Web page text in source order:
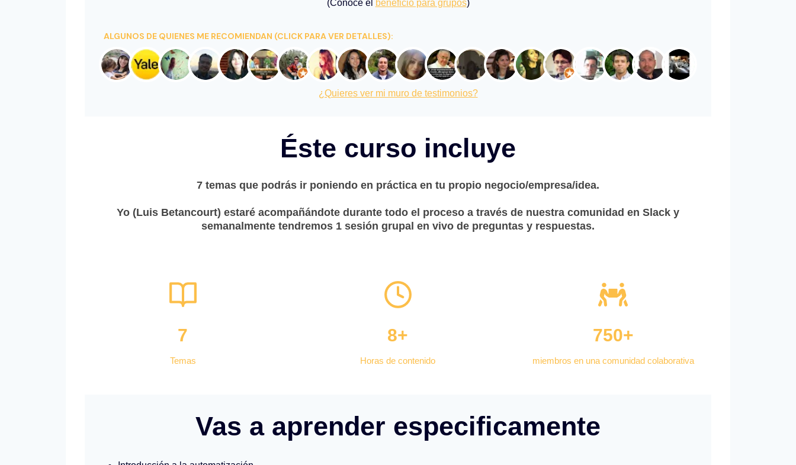
(Conoce el beneficio para grupos)
ALGUNOS DE QUIENES ME RECOMIENDAN (CLICK PARA VER DETALLES):
¿Quieres ver mi muro de testimonios?
Éste curso incluye
7 temas que podrás ir poniendo en práctica en tu propio negocio/empresa/idea.
Yo (Luis Betancourt) estaré acompañándote durante todo el proceso a través de nuestra comunidad en Slack y
semanalmente tendremos 1 sesión grupal en vivo de preguntas y respuestas.
7
Temas
8+
Horas de contenido
750+
miembros en una comunidad colaborativa
Vas a aprender especificamente